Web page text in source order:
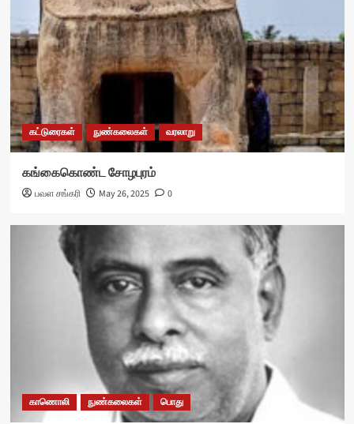
கட்டுரைகள் நுண்கலைகள் வரலாறு
கங்கைகொண்ட சோழபுரம்
பவள சங்கரி May 26, 2025 0
காணொலி நுண்கலைகள் பொது